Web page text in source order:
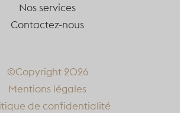
Nos services
Contactez-nous
©Copyright 2026
Mentions légales
de confidentialité